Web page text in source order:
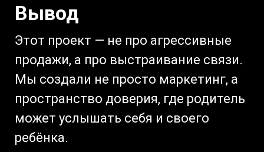
Вывод
Этот проект — не про агрессивные
продажи, а про выстраивание связи.
Мы создали не просто маркетинг, а
пространство доверия, где родитель
может услышать себя и своего
ребёнка.